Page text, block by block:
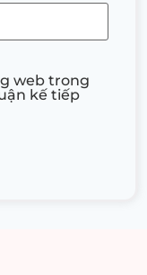
web trong
kế tiếp